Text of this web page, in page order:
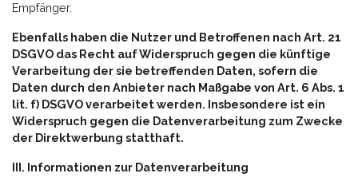
Empfänger.
Ebenfalls haben die Nutzer und Betroffenen nach Art. 21
DSGVO das Recht auf Widerspruch gegen die künftige
Verarbeitung der sie betreffenden Daten, sofern die
Daten durch den Anbieter nach Maßgabe von Art. 6 Abs. 1
lit. f) DSGVO verarbeitet werden. Insbesondere ist ein
Widerspruch gegen die Datenverarbeitung zum Zwecke
der Direktwerbung statthaft.
III. Informationen zur Datenverarbeitung